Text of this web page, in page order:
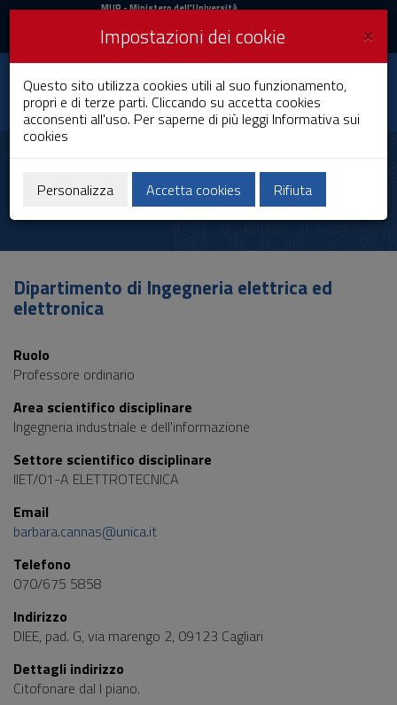
Vai
al
navigazione
sito
al
Footer
MIUR
Accedi
MUR- Ministero dell'Università
Accedi UniCA News
Toggle
navigation
Università degli
Studi di Cagliari
Barbara Cannas
Dipartimento di Ingegneria elettrica ed
elettronica
Ruolo
Professore ordinario
Area scientifico disciplinare
Ingegneria industriale e dell'informazione
Settore scientifico disciplinare
IIET/01-A ELETTROTECNICA
Email
barbara.cannas@unica.it
Telefono
070/675 5858
Indirizzo
DIEE, pad. G, via marengo 2, 09123 Cagliari
Dettagli indirizzo
Citofonare dal I piano.
×
Impostazioni dei cookie
Questo sito utilizza cookies utili al suo funzionamento,
propri e di terze parti. Cliccando su accetta cookies
acconsenti all'uso. Per saperne di più leggi Informativa sui
cookies
Personalizza Accetta cookies Rifiuta